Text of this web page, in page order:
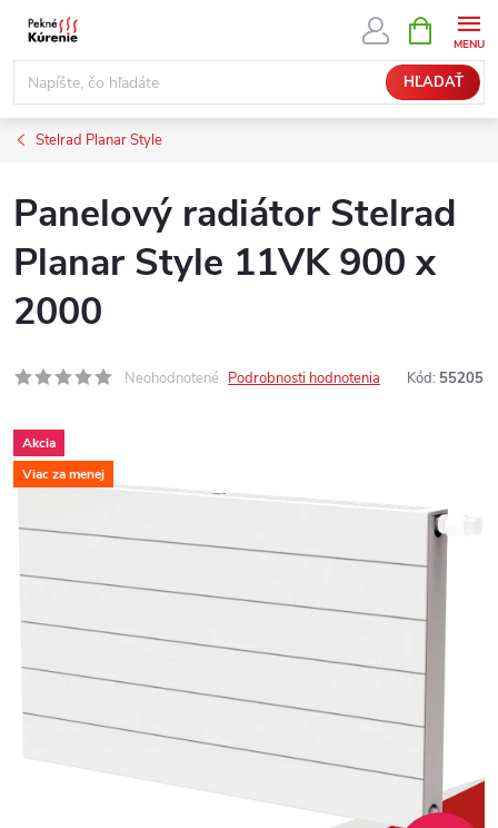
Prejsť
obsah
HĽADAŤ
KOŠÍK
Stelrad Planar Style
Panelový radiátor Stelrad
Planar Style 11VK 900 x
2000
Neohodnotené Podrobnosti hodnotenia Kód: 55205
Akcia
Viac za menej